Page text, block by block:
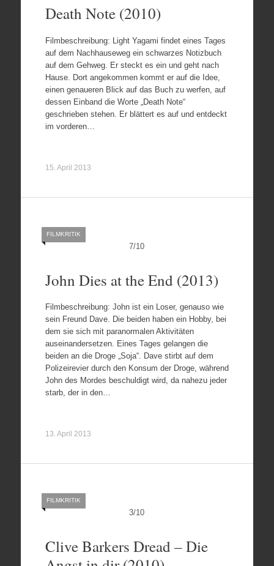
Death Note (2010)
Filmbeschreibung: Light Yagami findet eines Tages
auf dem Nachhauseweg ein schwarzes Notizbuch
auf dem Gehweg. Er steckt es ein und geht nach
Hause. Dort angekommen kommt er auf die Idee,
einen genaueren Blick auf das Buch zu werfen, auf
dessen Einband die Worte „Death Note“
geschrieben stehen. Er blättert es auf und entdeckt
im vorderen…
15. April 2013
7/10
FILMKRITIK
John Dies at the End (2013)
Filmbeschreibung: John ist ein Loser, genauso wie
sein Freund Dave. Die beiden haben ein Hobby, bei
dem sie sich mit paranormalen Aktivitäten
auseinandersetzen. Eines Tages gelangen die
beiden an die Droge „Soja“. Dave stirbt auf dem
Polizeirevier durch den Konsum der Droge, während
John des Mordes beschuldigt wird, da nahezu jeder
starb, der in den…
13. April 2013
3/10
FILMKRITIK
Clive Barkers Dread – Die